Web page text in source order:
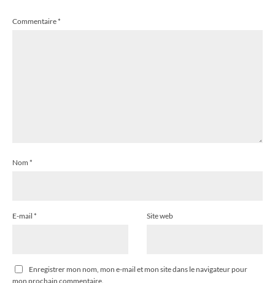
Commentaire*
Nom *
E-mail * Site web
Enregistrer mon nom, mon e-mail et mon site dans le navigateur pour
mon prochain commentaire.